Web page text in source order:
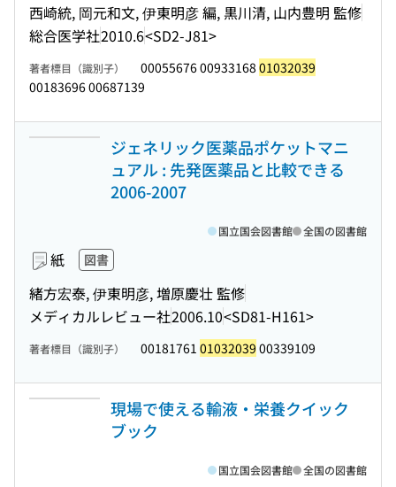
西崎統, 岡元和文, 伊東明彦 編, 黒川清, 山内豊明 監修
総合医学社2010.6<SD2-J81>
著者標目（識別子） 00055676 00933168 01032039
00183696 00687139
ジェネリック医薬品ポケットマニ
ュアル : 先発医薬品と比較できる
2006-2007
紙 図書
緒方宏泰, 伊東明彦, 増原慶壮 監修
メディカルレビュー社2006.10<SD81-H161>
国立国会図書館 全国の図書館
著者標目（識別子） 00181761 01032039 00339109
現場で使える輸液・栄養クイック
ブック
国立国会図書館 全国の図書館